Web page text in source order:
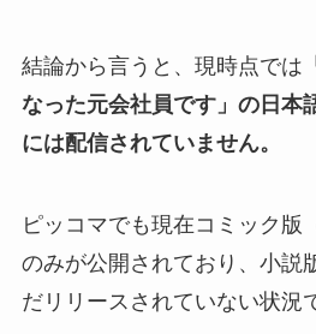
結論から言うと、現時点では
なった元会社員です」の日本
には配信されていません。
ピッコマでも現在コミック版
のみが公開されており、小説
だリリースされていない状況